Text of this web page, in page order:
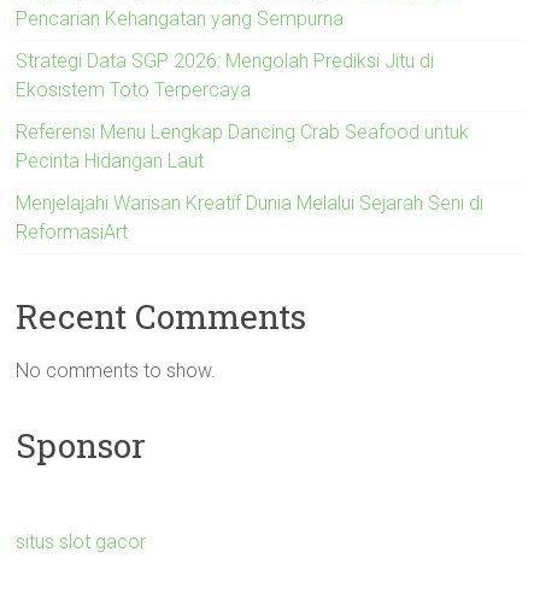
Pencarian Kehangatan yang Sempurna
Strategi Data SGP 2026: Mengolah Prediksi Jitu di
Ekosistem Toto Terpercaya
Referensi Menu Lengkap Dancing Crab Seafood untuk
Pecinta Hidangan Laut
Menjelajahi Warisan Kreatif Dunia Melalui Sejarah Seni di
ReformasiArt
Recent Comments
No comments to show.
Sponsor
situs slot gacor